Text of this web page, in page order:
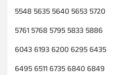
5548 5635 5640 5653 5720
5761 5768 5795 5833 5886
6043 6193 6200 6295 6435
6495 6511 6735 6840 6849